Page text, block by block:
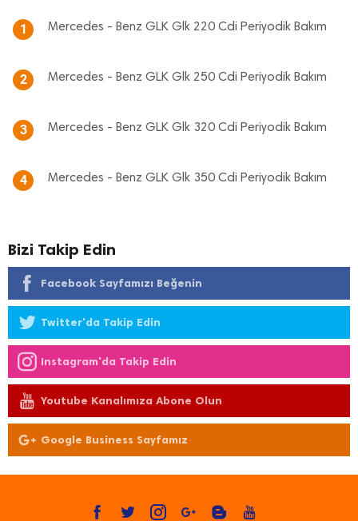
1 Mercedes - Benz GLK Glk 220 Cdi Periyodik Bakım
2 Mercedes - Benz GLK Glk 250 Cdi Periyodik Bakım
3 Mercedes - Benz GLK Glk 320 Cdi Periyodik Bakım
4 Mercedes - Benz GLK Glk 350 Cdi Periyodik Bakım
Bizi Takip Edin
Facebook Sayfamızı Beğenin
Twitter'da Takip Edin
Instagram'da Takip Edin
Youtube Kanalımıza Abone Olun
Google Business Sayfamız